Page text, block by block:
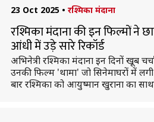
23 Oct 2025 • रश्मिका मंदाना
रश्मिका मंदाना की इन फिल्मों ने
आंधी में उड़े सारे रिकॉर्ड
अभिनेत्री रश्मिका मंदाना इन दिनों खूब
उनकी फिल्म 'थामा' जो सिनेमाघरों में
बार रश्मिका को आयुष्मान खुराना का